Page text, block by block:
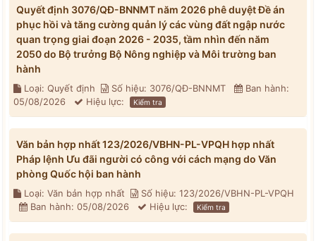
Quyết định 3076/QĐ-BNNMT năm 2026 phê duyệt Đề án
phục hồi và tăng cường quản lý các vùng đất ngập nước
quan trọng giai đoạn 2026 - 2035, tầm nhìn đến năm
2050 do Bộ trưởng Bộ Nông nghiệp và Môi trường ban
hành
Loại: Quyết định Số hiệu: 3076/QĐ-BNNMT
Ban hành:
05/08/2026
Hiệu lực: Kiểm tra
Văn bản hợp nhất 123/2026/VBHN-PL-VPQH hợp nhất
Pháp lệnh Ưu đãi người có công với cách mạng do Văn
phòng Quốc hội ban hành
Loại: Văn bản hợp nhất
Số hiệu: 123/2026/VBHN-PL-VPQH
Ban hành: 05/08/2026
Hiệu lực: Kiểm tra